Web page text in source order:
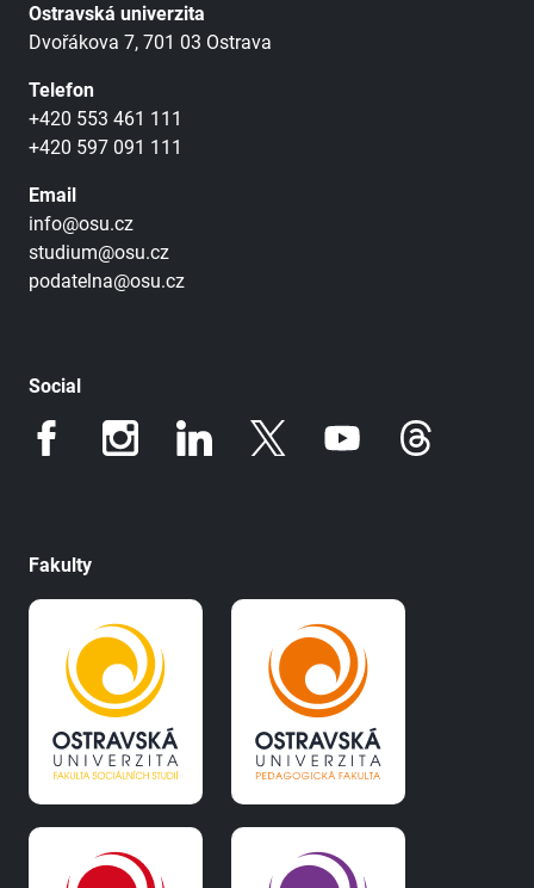
Ostravská univerzita
Dvořákova 7, 701 03 Ostrava
Telefon
+420 553 461 111
+420 597 091 111
Email
info@osu.cz
studium@osu.cz
podatelna@osu.cz
Social
Fakulty